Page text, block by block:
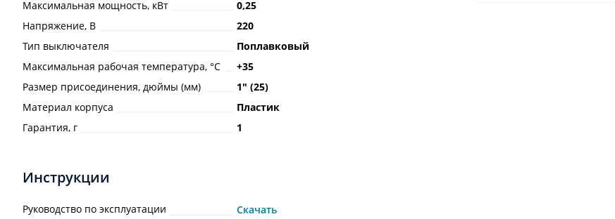
Максимальная мощность, кВт
0,25
Напряжение, В
220
Тип выключателя
Поплавковый
Максимальная рабочая температура, °С
+35
Размер присоединения, дюймы (мм)
1ʺ (25)
Материал корпуса
Пластик
Гарантия, г
1
Инструкции
Руководство по эксплуатации Скачать